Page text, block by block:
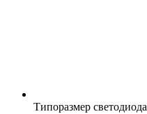
Типоразмер светодиода